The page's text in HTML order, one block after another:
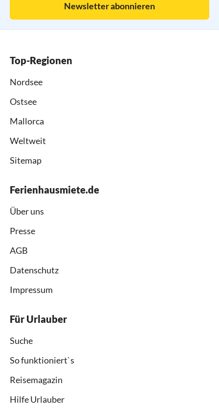
Newsletter abonnieren
Top-Regionen
Nordsee
Ostsee
Mallorca
Weltweit
Sitemap
Ferienhausmiete.de
Über uns
Presse
AGB
Datenschutz
Impressum
Für Urlauber
Suche
So funktioniert`s
Reisemagazin
Hilfe Urlauber